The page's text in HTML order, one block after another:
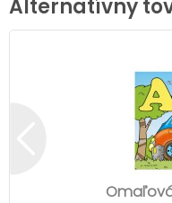
Alternatívny